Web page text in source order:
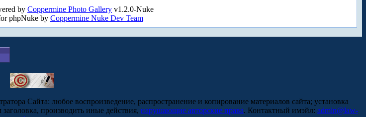
by Coppermine Photo Gallery v1.2.0-Nuke
phpNuke by Coppermine Nuke Dev Team
Сайта: любое воспроизведение, распространение и копирование материалов сайта; установка
производить иные действия, нарушающие авторские права. Контактный имэйл: admin@law-